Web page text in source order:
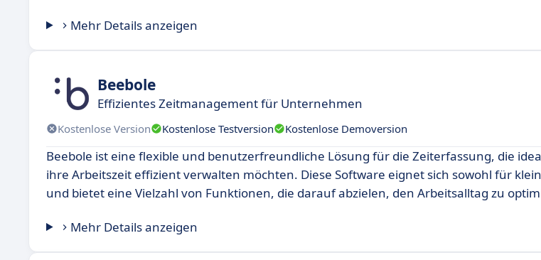
Mehr Details anzeigen
Beebole
Effizientes Zeitmanagement für Unternehmen
Kostenlose Version Kostenlose Testversion Kostenlose Demoversion
Beebole ist eine flexible und benutzerfreundliche Lösung für die Zeiterfassung, die
ihre Arbeitszeit effizient verwalten möchten. Diese Software eignet sich sowohl für
und bietet eine Vielzahl von Funktionen, die darauf abzielen, den Arbeitsalltag zu
Mehr Details anzeigen